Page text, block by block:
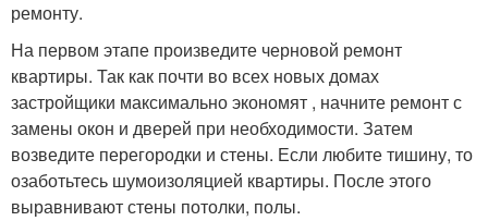
ремонту.
На первом этапе произведите черновой ремонт
квартиры. Так как почти во всех новых домах
застройщики максимально экономят , начните ремонт с
замены окон и дверей при необходимости. Затем
возведите перегородки и стены. Если любите тишину, то
озаботьтесь шумоизоляцией квартиры. После этого
выравнивают стены потолки, полы.